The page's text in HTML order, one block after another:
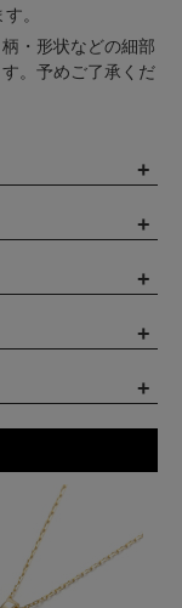
。
・形状などの細部
。予めご了承くだ